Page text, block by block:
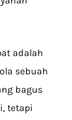
adalah
sebuah
bagus
tetapi